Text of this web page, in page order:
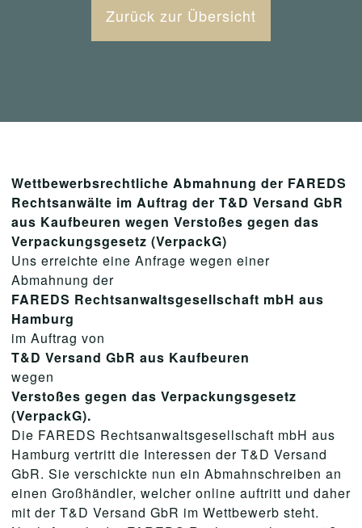
Zurück zur Übersicht
Wettbewerbsrechtliche Abmahnung der FAREDS
Rechtsanwälte im Auftrag der T&D Versand GbR
aus Kaufbeuren wegen Verstoßes gegen das
Verpackungsgesetz (VerpackG)
Uns erreichte eine Anfrage wegen einer
Abmahnung der
FAREDS Rechtsanwaltsgesellschaft mbH aus
Hamburg
im Auftrag von
T&D Versand GbR aus Kaufbeuren
wegen
Verstoßes gegen das Verpackungsgesetz
(VerpackG).
Die FAREDS Rechtsanwaltsgesellschaft mbH aus
Hamburg vertritt die Interessen der T&D Versand
GbR. Sie verschickte nun ein Abmahnschreiben an
einen Großhändler, welcher online auftritt und daher
mit der T&D Versand GbR im Wettbewerb steht.